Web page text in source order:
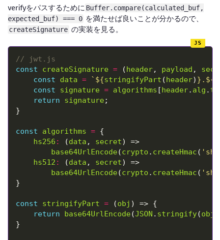
verifyをパスするために Buffer.compare(calculated_buf,
expected_buf) === 0 を満たせば良いことが分かるので、
createSignature の実装を見る。
const
createSignature = (header, payload ,
const
data = ` ${stringifyPart (header) } . ${
const
signature = algorithms [header. alg .
return
signature
const algorithms =
hs256 : (data , secret
base64UrlEncode(crypto . createHmac (
hs512 : (data , secret
base64UrlEncode(crypto . createHmac (
const stringifyPart = (obj
return
base64UrlEncode(JSON . stringify(obj